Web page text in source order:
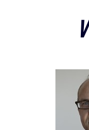
NICOLAS COURTEAUX